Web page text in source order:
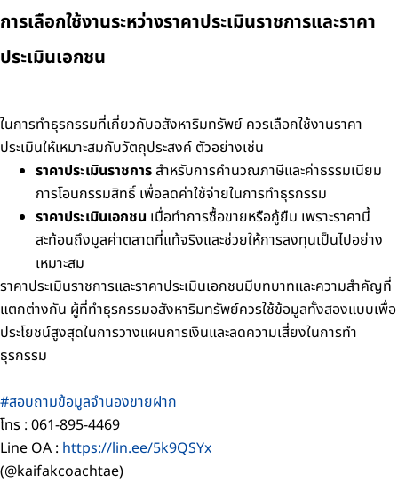
การเลือกใช้งานระหว่างราคาประเมินราชการและราคา
ประเมินเอกชน
ในการทำธุรกรรมที่เกี่ยวกับอสังหาริมทรัพย์ ควรเลือกใช้งานราคา
ประเมินให้เหมาะสมกับวัตถุประสงค์ ตัวอย่างเช่น
ราคาประเมินราชการสำหรับการคำนวณภาษีและค่าธรรมเนียม
การโอนกรรมสิทธิ์ เพื่อลดค่าใช้จ่ายในการทำธุรกรรม
ราคาประเมินเอกชน เมื่อทำการซื้อขายหรือกู้ยืม เพราะราคานี้
สะท้อนถึงมูลค่าตลาดที่แท้จริงและช่วยให้การลงทุนเป็นไปอย่าง
เหมาะสม
ราคาประเมินราชการและราคาประเมินเอกชนมีบทบาทและความสำคัญที่
แตกต่างกัน ผู้ที่ทำธุรกรรมอสังหาริมทรัพย์ควรใช้ข้อมูลทั้งสองแบบเพื่อ
ประโยชน์สูงสุดในการวางแผนการเงินและลดความเสี่ยงในการทำ
ธุรกรรม
#สอบถามข้อมูลจำนองขายฝาก
โทร : 061-895-4469
Line OA : https://lin.ee/5k9QSYx
(@kaifakcoachtae)